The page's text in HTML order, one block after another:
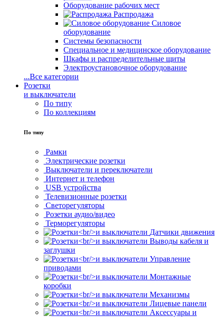
Оборудование рабочих мест
Распродажа
Силовое
оборудование
Системы безопасности
Специальное и медицинское оборудование
Шкафы и распределительные щиты
Электроустановочное оборудование
...Все категории
Розетки
и выключатели
По типу
По коллекциям
По типу
Рамки
Электрические розетки
Выключатели и переключатели
Интернет и телефон
USB устройства
Телевизионные розетки
Светорегуляторы
Розетки аудио/видео
Терморегуляторы
Датчики движения
Выводы кабеля и
заглушки
Управление
приводами
Монтажные
коробки
Механизмы
Лицевые панели
Аксессуары и